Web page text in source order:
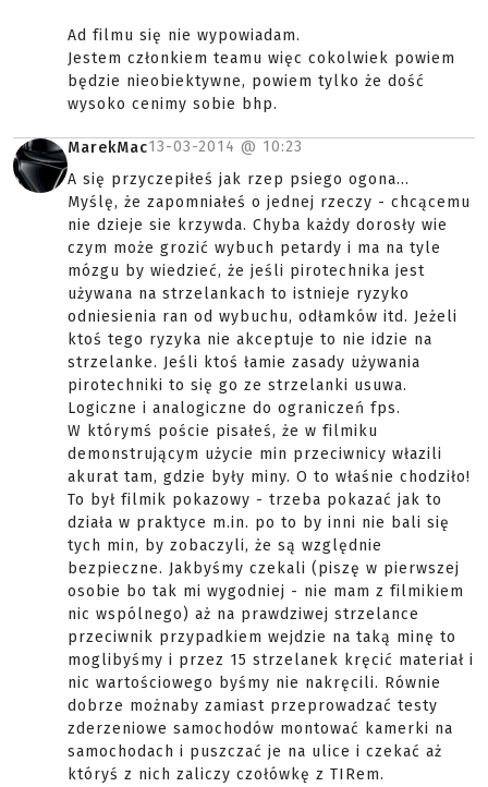
Ad filmu się nie wypowiadam.
Jestem członkiem teamu więc cokolwiek powiem
będzie nieobiektywne, powiem tylko że dość
wysoko cenimy sobie bhp.
MarekMac13-03-2014 @ 10:23
A się przyczepiłeś jak rzep psiego ogona...
Myślę, że zapomniałeś o jednej rzeczy - chcącemu
nie dzieje sie krzywda. Chyba każdy dorosły wie
czym może grozić wybuch petardy i ma na tyle
mózgu by wiedzieć, że jeśli pirotechnika jest
używana na strzelankach to istnieje ryzyko
odniesienia ran od wybuchu, odłamków itd. Jeżeli
ktoś tego ryzyka nie akceptuje to nie idzie na
strzelanke. Jeśli ktoś łamie zasady używania
pirotechniki to się go ze strzelanki usuwa.
Logiczne i analogiczne do ograniczeń fps.
W którymś poście pisałeś, że w filmiku
demonstrującym użycie min przeciwnicy włazili
akurat tam, gdzie były miny. O to właśnie chodziło!
To był filmik pokazowy - trzeba pokazać jak to
działa w praktyce m.in. po to by inni nie bali się
tych min, by zobaczyli, że są względnie
bezpieczne. Jakbyśmy czekali (piszę w pierwszej
osobie bo tak mi wygodniej - nie mam z filmikiem
nic wspólnego) aż na prawdziwej strzelance
przeciwnik przypadkiem wejdzie na taką minę to
moglibyśmy i przez 15 strzelanek kręcić materiał i
nic wartościowego byśmy nie nakręcili. Równie
dobrze możnaby zamiast przeprowadzać testy
zderzeniowe samochodów montować kamerki na
samochodach i puszczać je na ulice i czekać aż
któryś z nich zaliczy czołówkę z TIRem.